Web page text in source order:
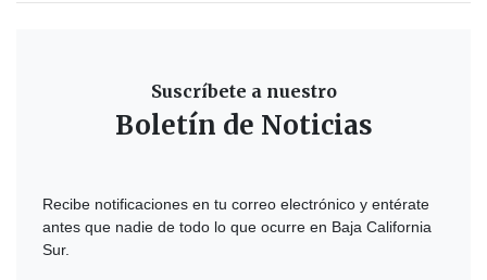
Suscríbete a nuestro
Boletín de Noticias
Recibe notificaciones en tu correo electrónico y entérate
antes que nadie de todo lo que ocurre en Baja California
Sur.